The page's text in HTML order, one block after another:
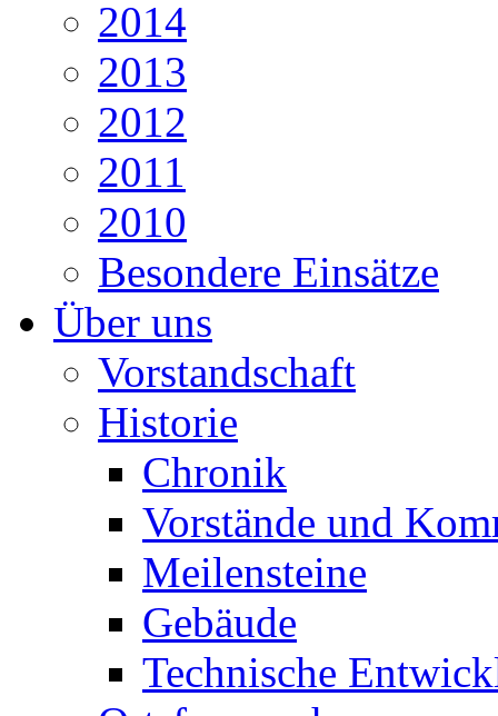
2014
2013
2012
2011
2010
Besondere Einsätze
Über uns
Vorstandschaft
Historie
Chronik
Vorstände und
Meilensteine
Gebäude
Technische